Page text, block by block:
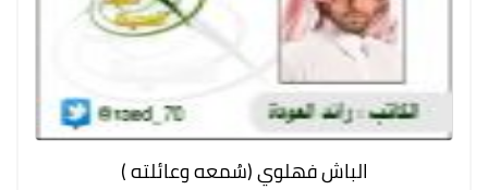
الباش فهلوي (سُمعه وعائلته )